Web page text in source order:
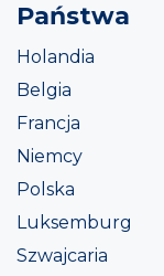
Państwa
Holandia
Belgia
Francja
Niemcy
Polska
Luksemburg
Szwajcaria